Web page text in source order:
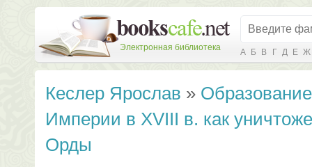
Электронная библиотека А Б В Г Д Е Ж
Кеслер Ярослав »
Империи в XVIII в. как
Орды